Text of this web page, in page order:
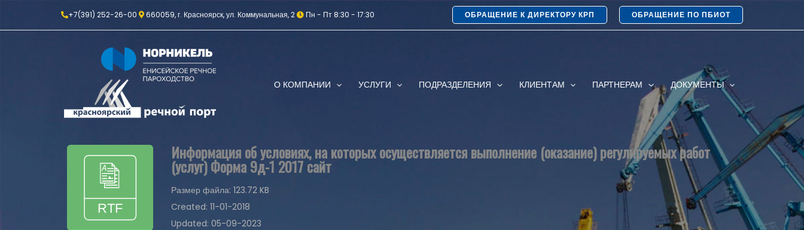
+7(391) 252-26-00 660059, г. Красноярск, ул. Коммунальная, 2 Пн - Пт 8:30 - 17:30 ОБРАЩЕНИЕ К ДИРЕКТОРУ КРП ОБРАЩЕНИЕ ПО ПБИОТ
О КОМПАНИИ УСЛУГИ ПОДРАЗДЕЛЕНИЯ КЛИЕНТАМ ПАРТНЕРАМ ДОКУМЕНТЫ
Информация об условиях, на которых осуществляется выполнение (оказание) регулируемых работ
(услуг) Форма 9д-1 2017 сайт
Размер файла: 123.72 KB
Created: 11-01-2018
Updated: 05-09-2023